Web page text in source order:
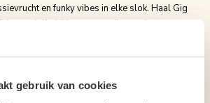
gebruik van cookies
en funky vibes in elke slok. Haal Gig
voordelig bij horecagoedkoop.nl